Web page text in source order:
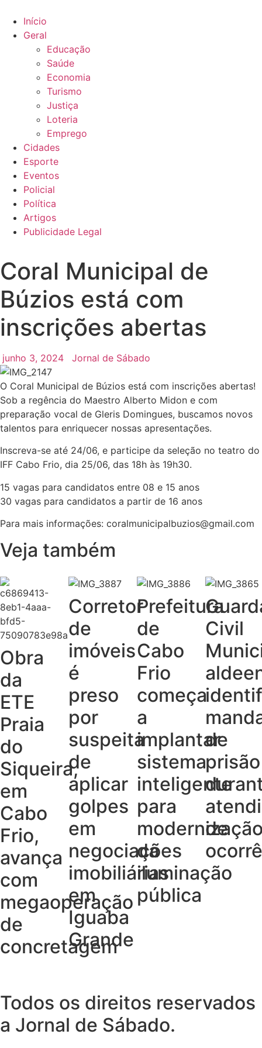
para
conteúdo
Início
Geral
Educação
Saúde
Economia
Turismo
Justiça
Loteria
Emprego
Cidades
Esporte
Eventos
Policial
Política
Artigos
Publicidade Legal
Coral Municipal de
Búzios está com
inscrições abertas
junho 3, 2024 Jornal de Sábado
O Coral Municipal de Búzios está com inscrições abertas!
Sob a regência do Maestro Alberto Midon e com
preparação vocal de Gleris Domingues, buscamos novos
talentos para enriquecer nossas apresentações.
Inscreva-se até 24/06, e participe da seleção no teatro do
IFF Cabo Frio, dia 25/06, das 18h às 19h30.
15 vagas para candidatos entre 08 e 15 anos
30 vagas para candidatos a partir de 16 anos
Para mais informações: coralmunicipalbuzios@gmail.com
Veja também
Obra
da
ETE
Praia
do
Siqueira,
em
Cabo
Frio,
avança
com
megaoperação
de
concretagem
Corretor
de
imóveis
é
preso
por
suspeita
de
aplicar
golpes
em
negociações
imobiliárias
em
Iguaba
Grande
Prefeitura
de
Cabo
Frio
começa
a
implantar
sistema
inteligente
para
da
iluminação
pública
Civil
de
prisão
de
Todos os direitos reservados
a Jornal de Sábado.